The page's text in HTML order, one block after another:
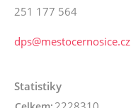
251 177 564
dps@mestocernosice.cz
Statistiky